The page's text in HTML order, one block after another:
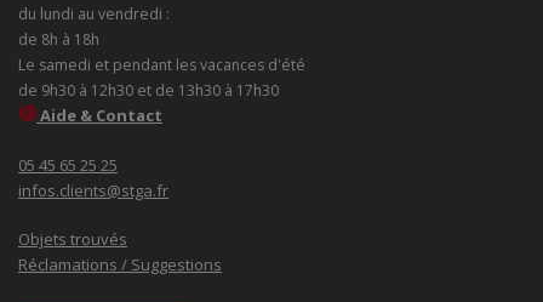
du lundi au vendredi :
de 8h à 18h
Le samedi et pendant les vacances d'été
de 9h30 à 12h30 et de 13h30 à 17h30
Aide & Contact
05 45 65 25 25
infos.clients@stga.fr
Objets trouvés
Réclamations / Suggestions